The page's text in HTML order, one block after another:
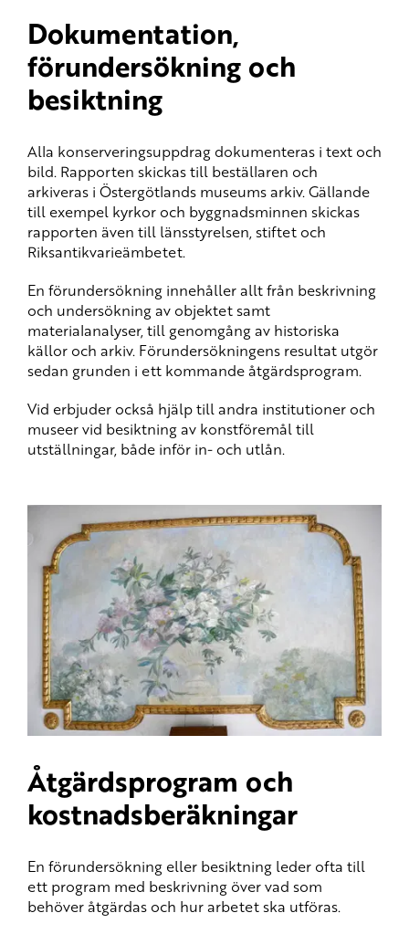
Dokumentation,
förundersökning och
besiktning
Alla konserveringsuppdrag dokumenteras i text och
bild. Rapporten skickas till beställaren och
arkiveras i Östergötlands museums arkiv. Gällande
till exempel kyrkor och byggnadsminnen skickas
rapporten även till länsstyrelsen, stiftet och
Riksantikvarieämbetet.
En förundersökning innehåller allt från beskrivning
och undersökning av objektet samt
materialanalyser, till genomgång av historiska
källor och arkiv. Förundersökningens resultat utgör
sedan grunden i ett kommande åtgärdsprogram.
Vid erbjuder också hjälp till andra institutioner och
museer vid besiktning av konstföremål till
utställningar, både inför in- och utlån.
Åtgärdsprogram och
kostnadsberäkningar
En förundersökning eller besiktning leder ofta till
ett program med beskrivning över vad som
behöver åtgärdas och hur arbetet ska utföras.